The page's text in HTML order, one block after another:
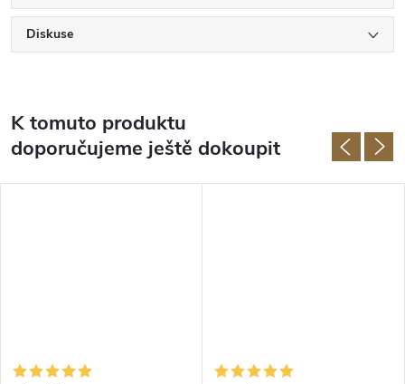
Diskuse
K tomuto produktu
doporučujeme ještě dokoupit